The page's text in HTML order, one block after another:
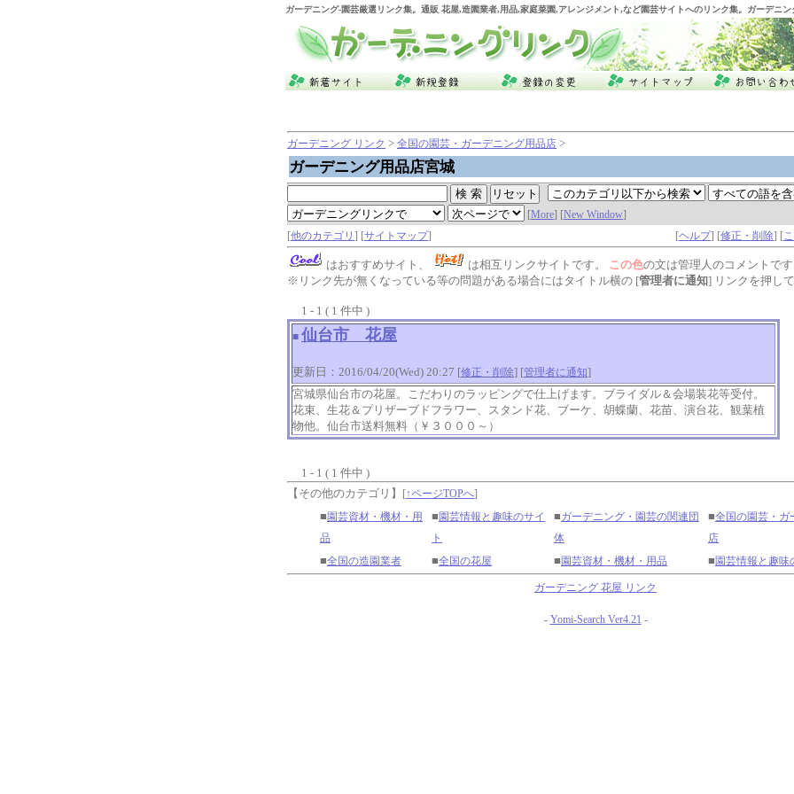
ガーデニング-園芸厳選リンク集。通販 花屋,造園業者,用品,家庭菜園,アレンジメント,など園芸サイトへのリンク集。ガーデニン
ガーデニング リンク > 全国の園芸・ガーデニング用品店 >
ガーデニング用品店宮城
[More] [New Window]
[他のカテゴリ ] [サイトマップ] [ヘルプ] [修正・削除] [
はおすすめサイト、 は相互リンクサイトです。 この色の文は管理人のコメントです
※リンク先が無くなっている等の問題がある場合にはタイトル横の [管理者に通知] リンクを押し
1 - 1 ( 1 件中 )
■ 仙台市 花屋
更新日：2016/04/20(Wed) 20:27 [修正・削除] [管理者に通知]
宮城県仙台市の花屋。こだわりのラッピングで仕上げます。ブライダル＆会場装花等受付。
花束、生花＆プリザーブドフラワー、スタンド花、ブーケ、胡蝶蘭、花苗、演台花、観葉植
物他。仙台市送料無料（￥３０００～）
1 - 1 ( 1 件中 )
【その他のカテゴリ】
[↑ページTOPへ]
■ 園芸資材・機材・用
品
■ 園芸情報と趣味のサイ
ト
■ガーデニング・園芸の関連団
体
■全国の園芸・ガ
店
■全国の造園業者 ■全国の花屋 ■ 園芸資材・機材・用品 ■ 園芸情報と趣味
ガーデニング 花屋 リンク
- Yomi-Search Ver4.21 -